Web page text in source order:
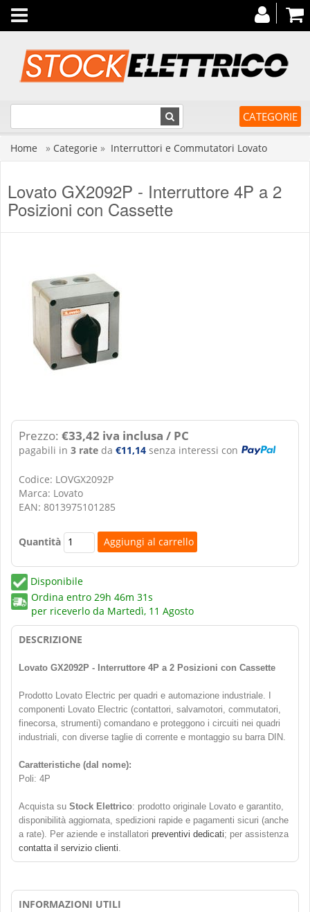
Toggle
navigation
CATEGORIE
Home » Categorie » Interruttori e Commutatori Lovato
Lovato GX2092P - Interruttore 4P a 2
Posizioni con Cassette
Prezzo: €33,42 iva inclusa / PC
pagabili in 3 rate da €11,14 senza interessi con
Codice: LOVGX2092P
Marca: Lovato
EAN: 8013975101285
Quantità
Disponibile
Ordina entro 29h 46m 31s
per riceverlo da Martedì, 11 Agosto
DESCRIZIONE
Lovato GX2092P - Interruttore 4P a 2 Posizioni con Cassette
Prodotto Lovato Electric per quadri e automazione industriale. I
componenti Lovato Electric (contattori, salvamotori, commutatori,
finecorsa, strumenti) comandano e proteggono i circuiti nei quadri
industriali, con diverse taglie di corrente e montaggio su barra DIN.
Caratteristiche (dal nome):
Poli: 4P
Acquista su Stock Elettrico: prodotto originale Lovato e garantito,
disponibilità aggiornata, spedizioni rapide e pagamenti sicuri (anche
a rate). Per aziende e installatori preventivi dedicati; per assistenza
contatta il servizio clienti.
INFORMAZIONI UTILI